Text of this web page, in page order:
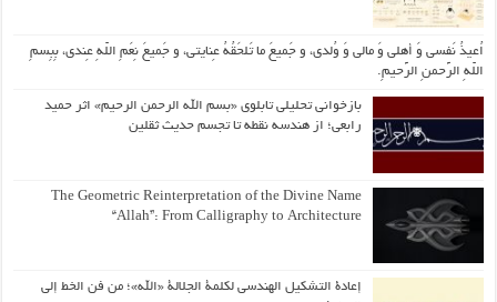
اُعیذُ نَفسی وَ أهلی وَ مالی وَ وُلدی، و جَمیعَ ما تَلحَقُهُ عِنایتی، و جَمیعَ نِعَمِ اللّهِ عِندی، بِبِسمِ
اللّهِ الرَّحمنِ الرَّحیمِ.
بازخوانی تحلیلی تابلوی «بسم الله الرحمن الرحیم» اثر حمید
رابعی؛ از هندسه نقطه تا تجسم حدیث ثقلین
The Geometric Reinterpretation of the Divine Name
“Allah”: From Calligraphy to Architecture
إعادة التشكيل الهندسي لكلمة الجلالة «الله»؛ من فن الخط إلى